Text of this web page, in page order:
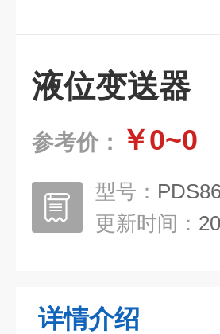
液位变送器
参考价： ￥0~0
型号：
更新时间：
详情介绍